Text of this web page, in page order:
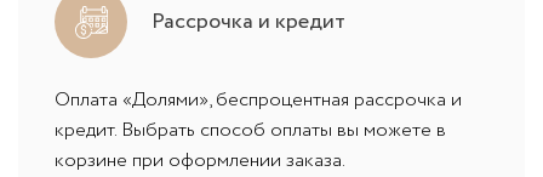
Рассрочка и кредит
Оплата «Долями», беспроцентная рассрочка и
кредит. Выбрать способ оплаты вы можете в
корзине при оформлении заказа.